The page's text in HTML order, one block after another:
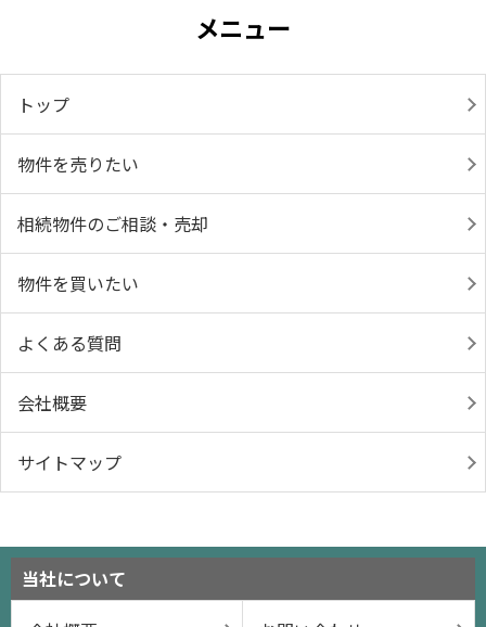
メニュー
トップ
物件を売りたい
相続物件のご相談・売却
物件を買いたい
よくある質問
会社概要
サイトマップ
当社について